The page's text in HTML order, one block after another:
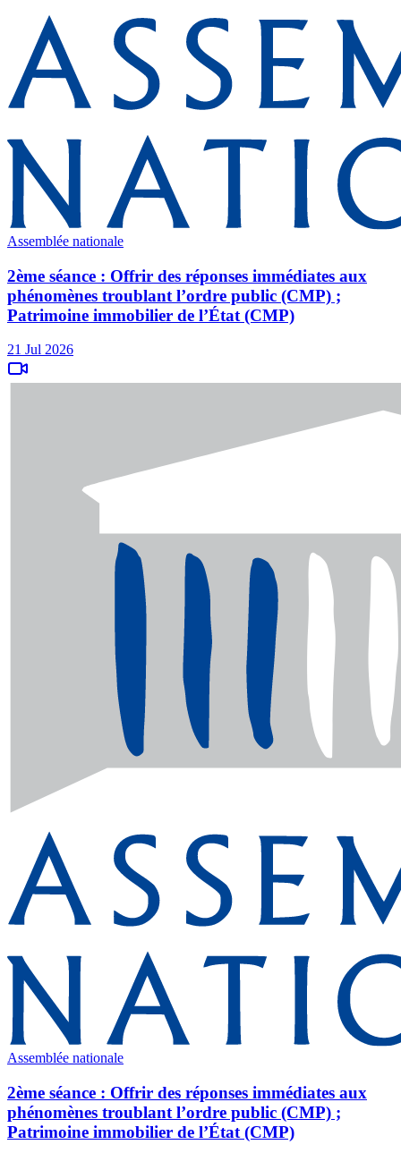
Assemblée nationale
2ème séance : Offrir des réponses immédiates aux
phénomènes troublant l’ordre public (CMP) ;
Patrimoine immobilier de l’État (CMP)
21 Jul 2026
Assemblée nationale
2ème séance : Offrir des réponses immédiates aux
phénomènes troublant l’ordre public (CMP) ;
Patrimoine immobilier de l’État (CMP)